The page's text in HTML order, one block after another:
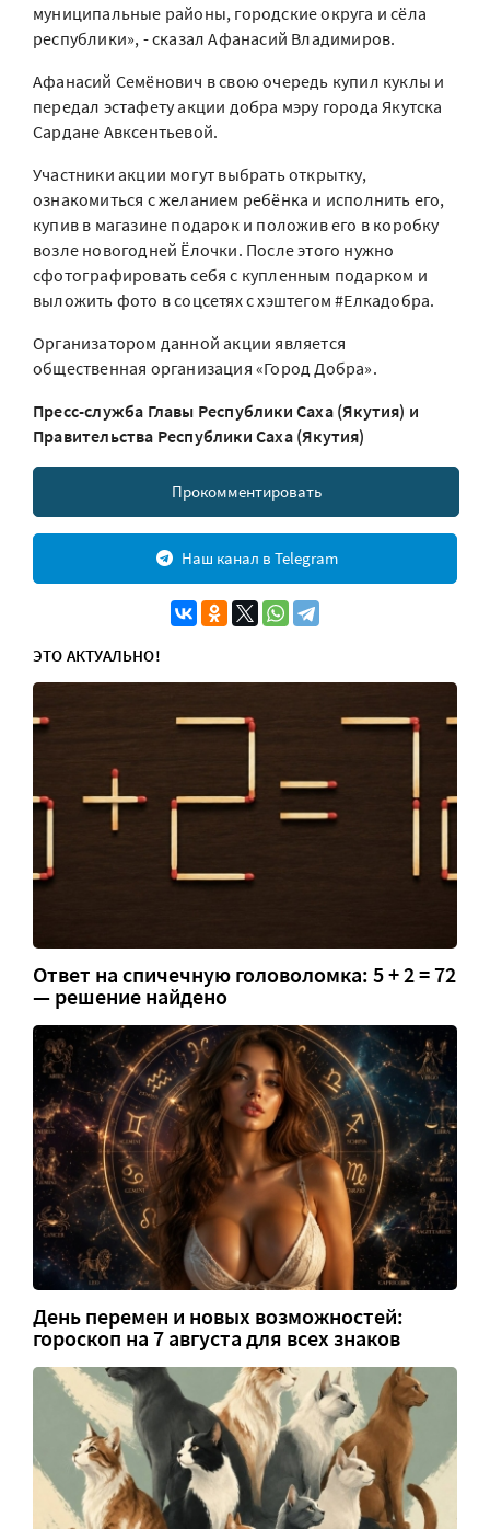
муниципальные районы, городские округа и сёла
республики», - сказал Афанасий Владимиров.
Афанасий Семёнович в свою очередь купил куклы и
передал эстафету акции добра мэру города Якутска
Сардане Авксентьевой.
Участники акции могут выбрать открытку,
ознакомиться с желанием ребёнка и исполнить его,
купив в магазине подарок и положив его в коробку
возле новогодней Ёлочки. После этого нужно
сфотографировать себя с купленным подарком и
выложить фото в соцсетях с хэштегом #Елкадобра.
Организатором данной акции является
общественная организация «Город Добра».
Пресс-служба Главы Республики Саха (Якутия) и
Правительства Республики Саха (Якутия)
Прокомментировать
Наш канал в Telegram
ЭТО АКТУАЛЬНО!
Ответ на спичечную головоломка: 5 + 2 = 72
— решение найдено
День перемен и новых возможностей:
гороскоп на 7 августа для всех знаков